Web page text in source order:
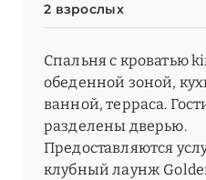
2 взрослых
Спальня с кроватью
обеденной зоной,
ванной, терраса.
разделены дверью.
Предоставляются
клубный лаунж